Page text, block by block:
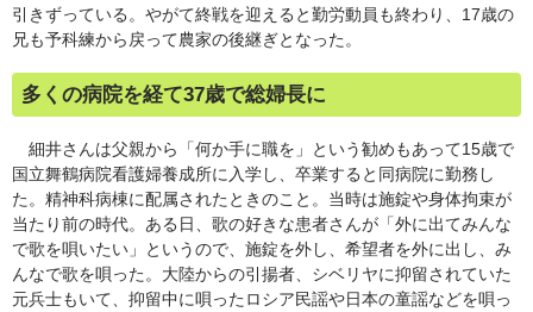
引きずっている。やがて終戦を迎えると勤労動員も終わり、17歳の
兄も予科練から戻って農家の後継ぎとなった。
多くの病院を経て37歳で総婦長に
細井さんは父親から「何か手に職を」という勧めもあって15歳で
国立舞鶴病院看護婦養成所に入学し、卒業すると同病院に勤務し
た。精神科病棟に配属されたときのこと。当時は施錠や身体拘束が
当たり前の時代。ある日、歌の好きな患者さんが「外に出てみんな
で歌を唄いたい」というので、施錠を外し、希望者を外に出し、み
んなで歌を唄った。大陸からの引揚者、シベリヤに抑留されていた
元兵士もいて、抑留中に唄ったロシア民謡や日本の童謡などを唄っ